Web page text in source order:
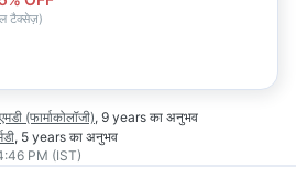
टैक्सेज़)
(फार्माकोलॉजी), 9 years का अनुभव
, 5 years का अनुभव
PM (IST)